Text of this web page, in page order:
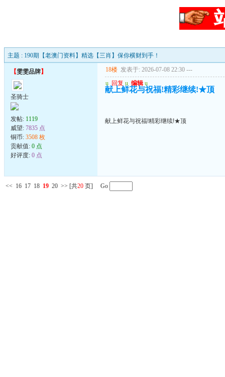
主题 : 190期【老澳门资料】精选【三肖】保你横财到手！
【雯雯品牌】
圣骑士
发帖: 1119
威望: 7835 点
铜币: 3508 枚
贡献值: 0 点
好评度: 0 点
18楼 发表于: 2026-07-08 22:30 ---
u 回复 u 编辑 u
献上鲜花与祝福!精彩继续!★顶
献上鲜花与祝福!精彩继续!★顶
<< 16 17 18 19 20 >> [共20 页] Go